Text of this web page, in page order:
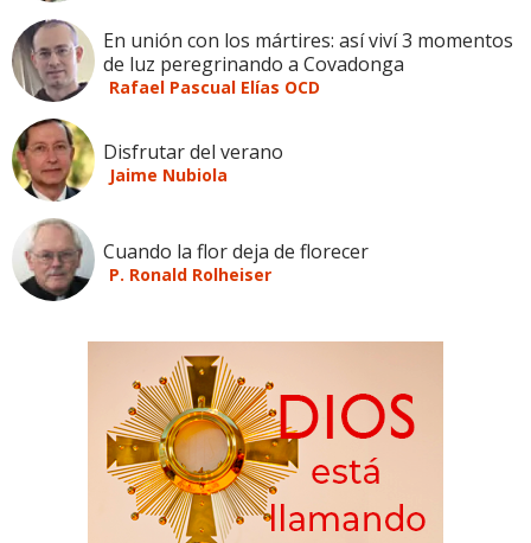
En unión con los mártires: así viví 3 momentos
de luz peregrinando a Covadonga
Rafael Pascual Elías OCD
Disfrutar del verano
Jaime Nubiola
Cuando la flor deja de florecer
P. Ronald Rolheiser